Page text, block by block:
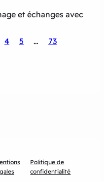
et échanges avec
4 5 …
73
Politique de
confidentialité